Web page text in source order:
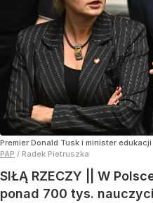
Premier Donald Tusk i minister
PAP / Radek Pietruszka
SIŁĄ RZECZY || W
ponad 700 tys.